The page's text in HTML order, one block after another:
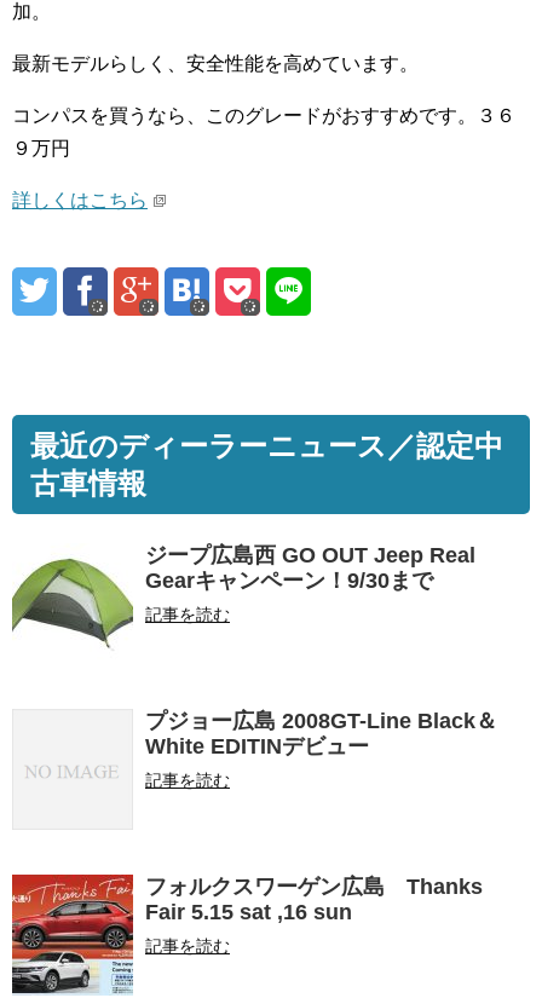
加。
最新モデルらしく、安全性能を高めています。
コンパスを買うなら、このグレードがおすすめです。３６
９万円
詳しくはこちら
最近のディーラーニュース／認定中
古車情報
ジープ広島西 GO OUT Jeep Real
Gearキャンペーン！9/30まで
記事を読む
プジョー広島 2008GT-Line Black＆
White EDITINデビュー
記事を読む
フォルクスワーゲン広島 Thanks
Fair 5.15 sat ,16 sun
記事を読む